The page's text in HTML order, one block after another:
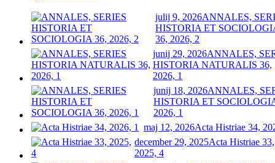
julij 9, 2026ANNALES,
HISTORIA ET
36, 2026, 2
junij 29, 2026ANNALES,
HISTORIA NATURALIS 36,
2026, 1
junij 18, 2026ANNALES,
HISTORIA ET
2026, 1
maj 12, 2026Acta Histriae 34,
december 29, 2025Acta Histriae 33,
2025, 4